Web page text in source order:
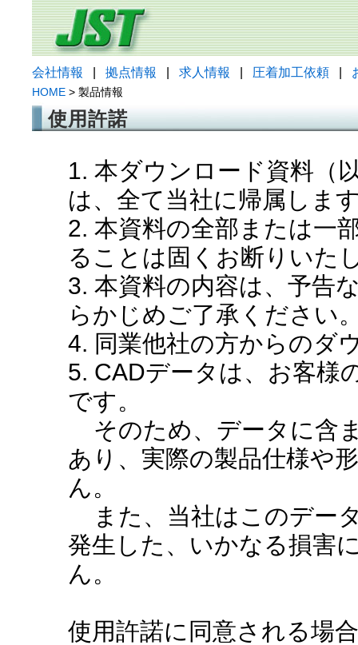
会社情報 拠点情報 求人情報 圧着加工依頼
HOME > 製品情報
使用許諾
1. 本ダウンロード資料（
は、全て当社に帰属しま
2. 本資料の全部または一
ることは固くお断りいた
3. 本資料の内容は、予告
らかじめご了承ください
4. 同業他社の方からのダ
5. CADデータは、お客様
です。
そのため、データに含
あり、実際の製品仕様や
ん。
また、当社はこのデー
発生した、いかなる損害
ん。
使用許諾に同意される場